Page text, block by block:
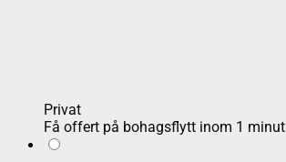
Privat
Få offert på bohagsflytt inom 1 minut